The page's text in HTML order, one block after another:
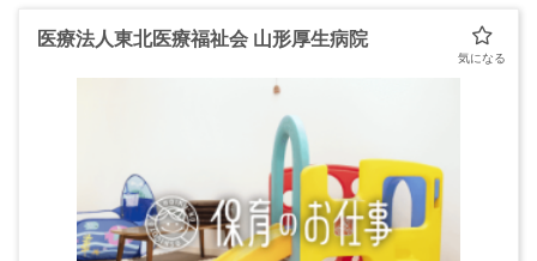
医療法人東北医療福祉会 山形厚生病院